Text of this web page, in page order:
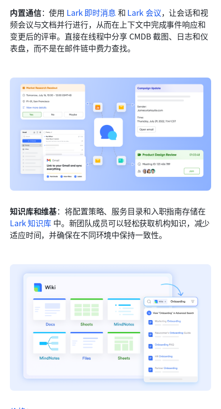
内置通信：使用 Lark 即时消息 和 Lark 会议，让会话和视
频会议与文档并行进行，从而在上下文中完成事件响应和
变更后的评审。直接在线程中分享 CMDB 截图、日志和仪
表盘，而不是在邮件链中费力查找。
知识库和维基
Lark 知识库 中。新团队成员可以轻松获取机构知识，减少
适应时间，并确保在不同环境中保持一致性。